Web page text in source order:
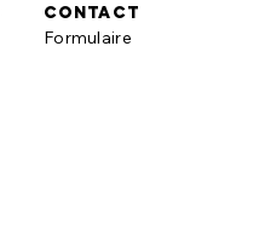
contact
Formulaire